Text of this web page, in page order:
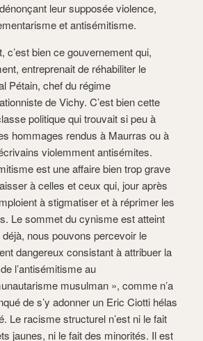
leur supposée violence,
et antisémitisme.
c’est bien ce gouvernement qui,
entreprenait de réhabiliter le
Pétain, chef du régime
de Vichy. C’est bien cette
politique qui trouvait si peu à
hommages rendus à Maurras ou à
violemment antisémites.
est une affaire bien trop grave
à celles et ceux qui, jour après
à stigmatiser et à réprimer les
Le sommet du cynisme est atteint
déjà, nous pouvons percevoir le
dangereux consistant à attribuer la
l’antisémitisme au
musulman », comme n’a
de s’y adonner un Eric Ciotti hélas
Le racisme structurel n’est ni le fait
jaunes, ni le fait des minorités. Il est